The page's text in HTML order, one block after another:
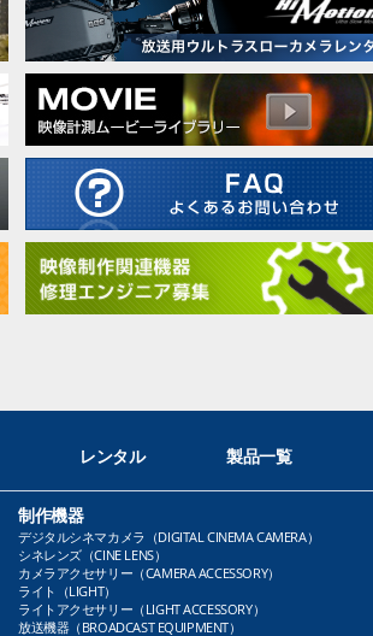
レンタル 製品一覧
制作機器
デジタルシネマカメラ（DIGITAL CINEMA CAMERA）
シネレンズ（CINE LENS）
カメラアクセサリー（CAMERA ACCESSORY）
ライト（LIGHT）
ライトアクセサリー（LIGHT ACCESSORY）
放送機器（BROADCAST EQUIPMENT）